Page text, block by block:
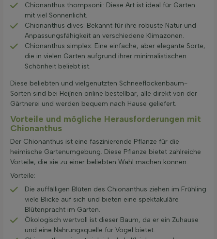
Chionanthus thompsonii: Diese Art ist ideal für Gärten
mit viel Sonnenlicht.
Chionanthus dives: Bekannt für ihre robuste Natur und
Anpassungsfähigkeit an verschiedene Klimazonen.
Chionanthus simplex: Eine einfache, aber elegante Sorte,
die in vielen Gärten aufgrund ihrer minimalistischen
Schönheit beliebt ist.
Diese beliebten und vielgenutzten Schneeflockenbaum-
Sorten sind bei Heijnen online bestellbar, alle direkt von der
Gärtnerei und werden bequem nach Hause geliefert.
Vorteile und mögliche Herausforderungen mit
Chionanthus
Der Chionanthus ist eine faszinierende Pflanze für die
heimische Gartenumgebung. Diese Pflanze bietet zahlreiche
Vorteile, die sie zu einer beliebten Wahl machen können.
Vorteile:
Die auffälligen Blüten des Chionanthus ziehen im Frühling
viele Blicke auf sich und bieten eine spektakuläre
Blütenpracht im Garten.
Ökologisch wertvoll ist dieser Baum, da er ein Zuhause
und eine Nahrungsquelle für Vögel bietet.